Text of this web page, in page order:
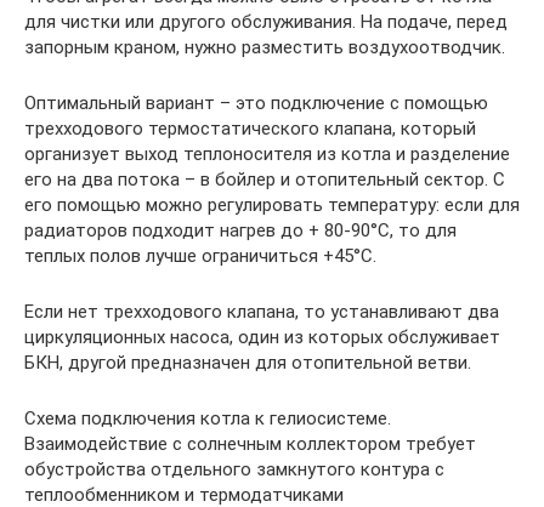
для чистки или другого обслуживания. На подаче, перед
запорным краном, нужно разместить воздухоотводчик.
Оптимальный вариант – это подключение с помощью
трехходового термостатического клапана, который
организует выход теплоносителя из котла и разделение
его на два потока – в бойлер и отопительный сектор. С
его помощью можно регулировать температуру: если для
радиаторов подходит нагрев до + 80-90°С, то для
теплых полов лучше ограничиться +45°С.
Если нет трехходового клапана, то устанавливают два
циркуляционных насоса, один из которых обслуживает
БКН, другой предназначен для отопительной ветви.
Схема подключения котла к гелиосистеме.
Взаимодействие с солнечным коллектором требует
обустройства отдельного замкнутого контура с
теплообменником и термодатчиками